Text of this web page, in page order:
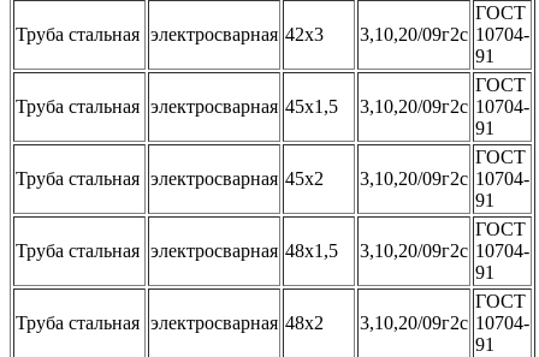
Труба стальная электросварная 42х3 3,10,20/09г2с
ГОСТ
10704-
91
Труба стальная электросварная 45х1,5 3,10,20/09г2с
ГОСТ
10704-
91
Труба стальная электросварная 45х2 3,10,20/09г2с
ГОСТ
10704-
91
Труба стальная электросварная 48х1,5 3,10,20/09г2с
ГОСТ
10704-
91
Труба стальная электросварная 48х2 3,10,20/09г2с
ГОСТ
10704-
91